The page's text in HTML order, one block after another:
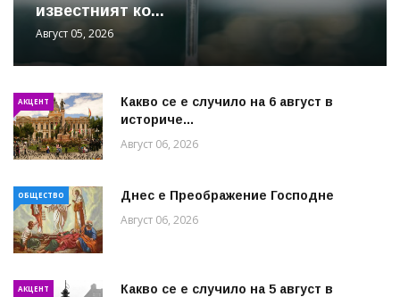
известният ко...
Август 05, 2026
АКЦЕНТ
Какво се е случило на 6 август в
историче...
Август 06, 2026
ОБЩЕСТВО Днес е Преображение Господне
Август 06, 2026
АКЦЕНТ
Какво се е случило на 5 август в